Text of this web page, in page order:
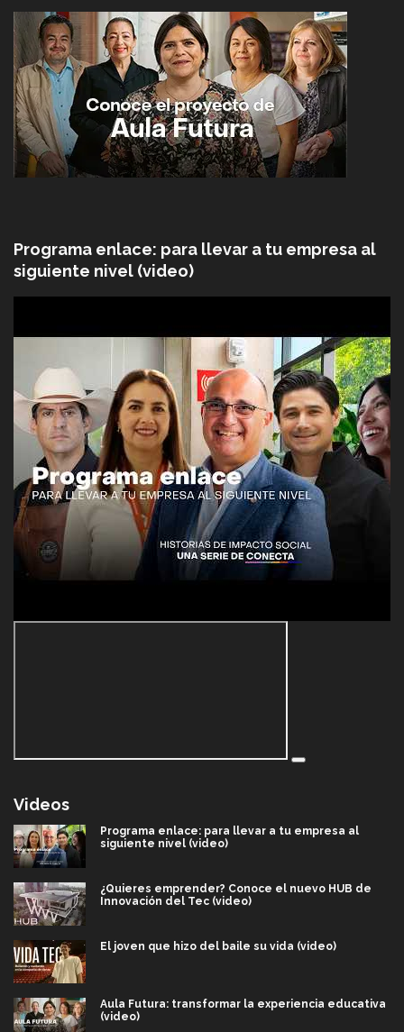
Programa enlace: para llevar a tu empresa al
siguiente nivel (video)
Videos
Programa enlace: para llevar a tu empresa al
siguiente nivel (video)
¿Quieres emprender? Conoce el nuevo HUB de
Innovación del Tec (video)
El joven que hizo del baile su vida (video)
Aula Futura: transformar la experiencia educativa
(video)